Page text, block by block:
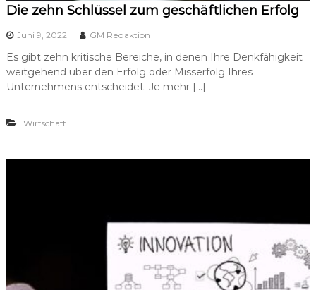
Die zehn Schlüssel zum geschäftlichen Erfolg
Juni 9, 2022 GM Redaktion
Es gibt zehn kritische Bereiche, in denen Ihre Denkfähigkeit
weitgehend über den Erfolg oder Misserfolg Ihres
Unternehmens entscheidet. Je mehr […]
Wirtschaft